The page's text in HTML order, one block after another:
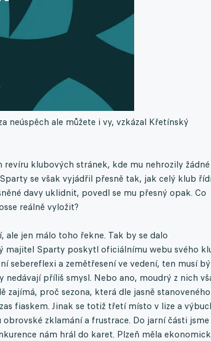
neúspěch ale můžete i vy, vzkázal Křetínský
klubových stránek, kde mu nehrozily žádné
se však vyjádřil přesně tak, jak celý klub
davy uklidnit, povedl se mu přesný opak. Co
reálně vyložit?
jen málo toho řekne. Tak by se dalo
majitel Sparty poskytl oficiálnímu webu svého
sebereflexi a zemětřesení ve vedení, ten musí
příliš smysl. Nebo ano, moudrý z nich
proč sezona, která dle jasně stanoveného
fiaskem. Jinak se totiž třetí místo v lize a
zklamání a frustrace. Do jarní části jsme
nám hrál do karet. Plzeň měla